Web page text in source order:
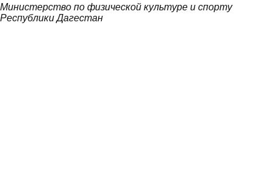
Министерство по физической культуре и спорту
Республики Дагестан